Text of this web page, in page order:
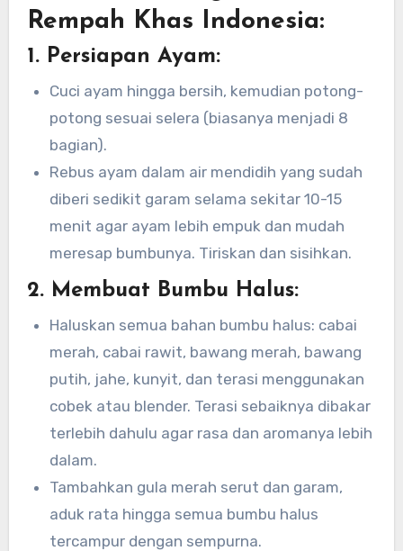
Rempah Khas Indonesia:
1. Persiapan Ayam:
Cuci ayam hingga bersih, kemudian potong-
potong sesuai selera (biasanya menjadi 8
bagian).
Rebus ayam dalam air mendidih yang sudah
diberi sedikit garam selama sekitar 10-15
menit agar ayam lebih empuk dan mudah
meresap bumbunya. Tiriskan dan sisihkan.
2. Membuat Bumbu Halus:
Haluskan semua bahan bumbu halus: cabai
merah, cabai rawit, bawang merah, bawang
putih, jahe, kunyit, dan terasi menggunakan
cobek atau blender. Terasi sebaiknya dibakar
terlebih dahulu agar rasa dan aromanya lebih
dalam.
Tambahkan gula merah serut dan garam,
aduk rata hingga semua bumbu halus
tercampur dengan sempurna.